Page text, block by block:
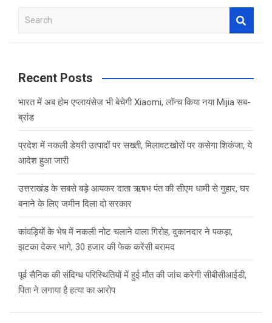
a
c
Recent Posts
भारत में अब होम एप्लायंसेज भी बेचेगी Xiaomi, लॉन्च किया नया Mijia सब-
ब्रांड
प्रदेश में नकली डेयरी उत्पादों पर सख्ती, मिलावटखोरों पर कसेगा शिकंजा, ये
आदेश हुआ जारी
उत्तराखंड के सबसे बड़े आयकर दाता ऋषभ पंत की सीएम धामी से गुहार, घर
बनाने के लिए जमीन दिला दो सरकार
कांवड़ियों के भेष में नकली नोट चलाने वाला गिरोह, दुकानदार ने पकड़ा,
झटका देकर भागे, 30 हजार की फेक करेंसी बरामद
पूर्व सैनिक की संदिग्ध परिस्थितियों में हुई मौत की जांच करेगी सीबीसीआईडी,
पिता ने लगाया है हत्या का आरोप